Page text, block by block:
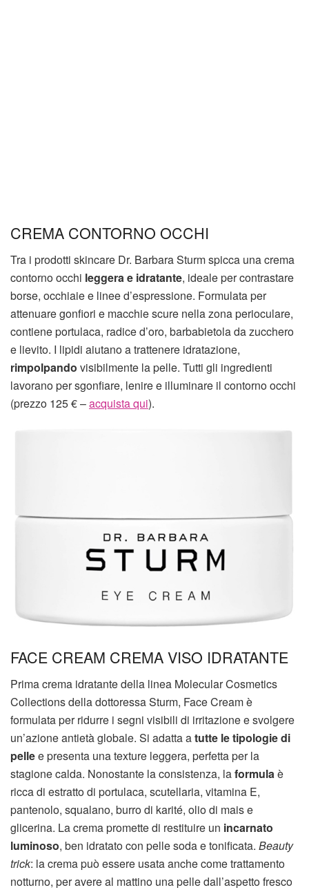
CREMA CONTORNO OCCHI
Tra i prodotti skincare Dr. Barbara Sturm spicca una crema
contorno occhi leggera e idratante, ideale per contrastare
borse, occhiaie e linee d’espressione. Formulata per
attenuare gonfiori e macchie scure nella zona perioculare,
contiene portulaca, radice d’oro, barbabietola da zucchero
e lievito. I lipidi aiutano a trattenere idratazione,
rimpolpando visibilmente la pelle. Tutti gli ingredienti
lavorano per sgonfiare, lenire e illuminare il contorno occhi
(prezzo 125 € –acquista qui).
FACE CREAM CREMA VISO IDRATANTE
Prima crema idratante della linea Molecular Cosmetics
Collections della dottoressa Sturm, Face Cream è
formulata per ridurre i segni visibili di irritazione e svolgere
un’azione antietà globale. Si adatta atutte le tipologie di
pellee presenta una texture leggera, perfetta per la
stagione calda. Nonostante la consistenza, laformulaè
ricca di estratto di portulaca, scutellaria, vitamina E,
pantenolo, squalano, burro di karité, olio di mais e
glicerina. La crema promette di restituire un incarnato
luminoso, ben idratato con pelle soda e tonificata. Beauty
trick: la crema può essere usata anche come trattamento
notturno, per avere al mattino una pelle dall’aspetto fresco